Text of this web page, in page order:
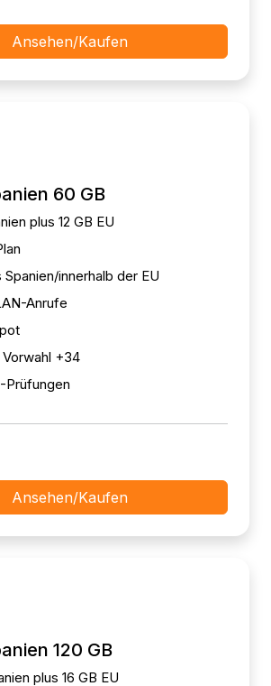
Ansehen/Kaufen
60 GB
plus 12 GB EU
innerhalb der EU
Anrufe
+34
Prüfungen
Ansehen/Kaufen
120 GB
plus 16 GB EU